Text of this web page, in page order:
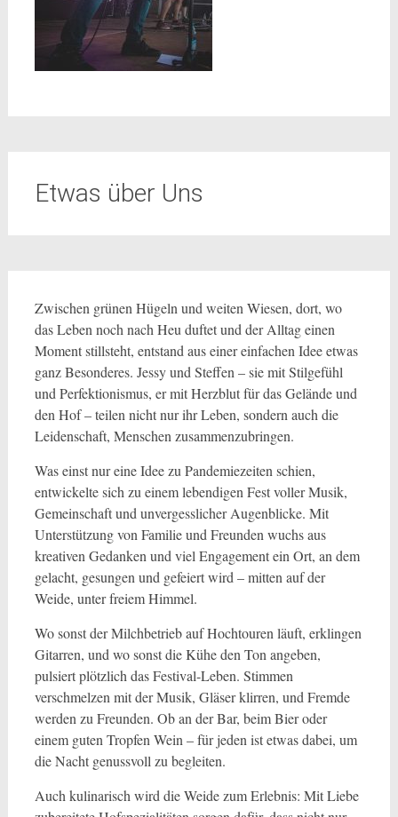
Etwas über Uns
Zwischen grünen Hügeln und weiten Wiesen, dort, wo
das Leben noch nach Heu duftet und der Alltag einen
Moment stillsteht, entstand aus einer einfachen Idee etwas
ganz Besonderes. Jessy und Steffen – sie mit Stilgefühl
und Perfektionismus, er mit Herzblut für das Gelände und
den Hof – teilen nicht nur ihr Leben, sondern auch die
Leidenschaft, Menschen zusammenzubringen.
Was einst nur eine Idee zu Pandemiezeiten schien,
entwickelte sich zu einem lebendigen Fest voller Musik,
Gemeinschaft und unvergesslicher Augenblicke. Mit
Unterstützung von Familie und Freunden wuchs aus
kreativen Gedanken und viel Engagement ein Ort, an dem
gelacht, gesungen und gefeiert wird – mitten auf der
Weide, unter freiem Himmel.
Wo sonst der Milchbetrieb auf Hochtouren läuft, erklingen
Gitarren, und wo sonst die Kühe den Ton angeben,
pulsiert plötzlich das Festival-Leben. Stimmen
verschmelzen mit der Musik, Gläser klirren, und Fremde
werden zu Freunden. Ob an der Bar, beim Bier oder
einem guten Tropfen Wein – für jeden ist etwas dabei, um
die Nacht genussvoll zu begleiten.
Auch kulinarisch wird die Weide zum Erlebnis: Mit Liebe